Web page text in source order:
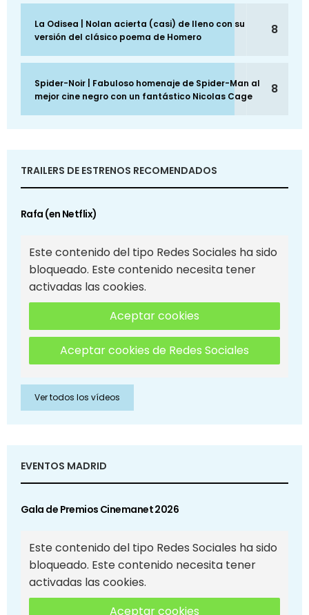
La Odisea | Nolan acierta (casi) de lleno con su
versión del clásico poema de Homero
8
Spider-Noir | Fabuloso homenaje de Spider-Man al
mejor cine negro con un fantástico Nicolas Cage
8
TRAILERS DE ESTRENOS RECOMENDADOS
Rafa (en Netflix)
Este contenido del tipo Redes Sociales ha sido
bloqueado. Este contenido necesita tener
activadas las cookies.
Aceptar cookies
Aceptar cookies de Redes Sociales
Ver todos los vídeos
EVENTOS MADRID
Gala de Premios Cinemanet 2026
Este contenido del tipo Redes Sociales ha sido
bloqueado. Este contenido necesita tener
activadas las cookies.
Aceptar cookies